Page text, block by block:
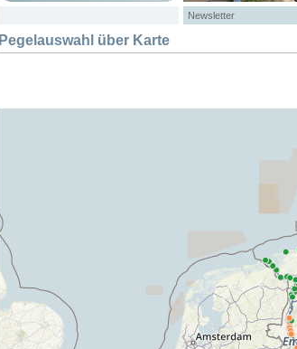
Newsletter
Pegelauswahl über Karte